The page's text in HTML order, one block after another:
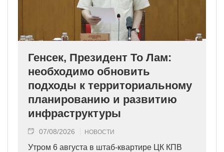
Генсек, Президент То Лам:
необходимо обновить
подходы к территориальному
планированию и развитию
инфраструктуры
07/08/2026 НОВОСТИ
Утром 6 августа в штаб-квартире ЦК КПВ